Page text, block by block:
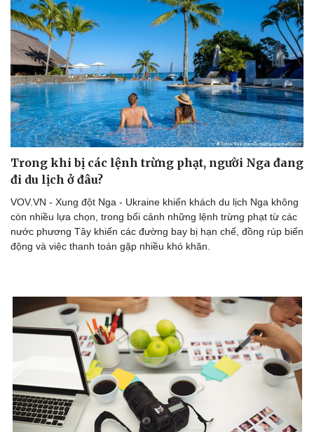
Sức khỏe
Dinh dưỡng - món ngon
Cây thuốc
Nam khoa
Làm đẹp - giảm cân
Phòng mạch online
Ăn sạch sống khỏe
Đời sống
Nhà đẹp
Blog
Trong khi bị các lệnh trừng phạt, người Nga đang
đi du lịch ở đâu?
VOV.VN - Xung đột Nga - Ukraine khiến khách du lịch Nga không
còn nhiều lựa chọn, trong bối cảnh những lệnh trừng phạt từ các
nước phương Tây khiến các đường bay bị hạn chế, đồng rúp biến
động và việc thanh toán gặp nhiều khó khăn.